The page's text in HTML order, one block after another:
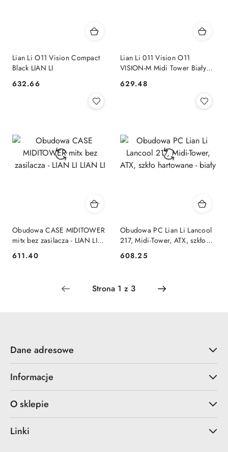
Lian Li O11 Vision Compact
Black LIAN LI
Cena:
632.66
Lian Li 011 Vision O11
VISION-M Midi Tower Biały
Cena:
629.48
Obudowa CASE MIDITOWER
mitx bez zasilacza - LIAN LI
Cena:
611.40
Obudowa PC Lian Li Lancool
217, Midi-Tower, ATX, szkło
Cena:
608.25
Dane adresowe
Informacje
O sklepie
Linki